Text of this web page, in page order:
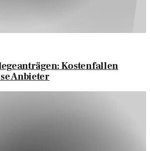
Kostenfallen
Anbieter